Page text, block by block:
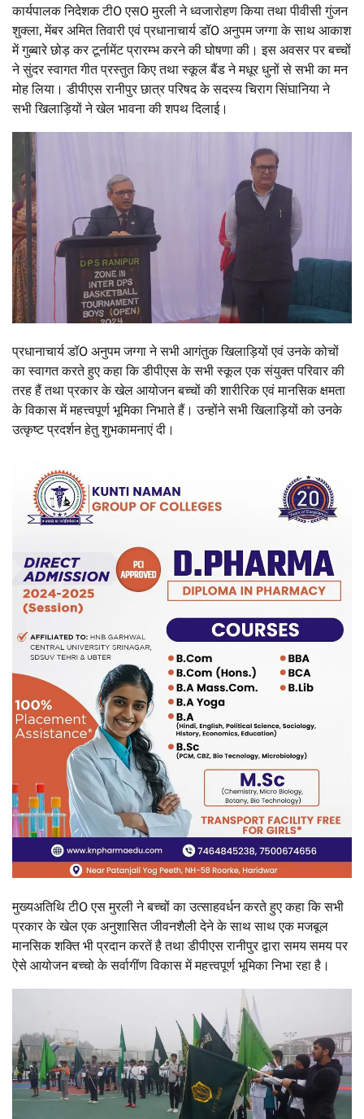
कार्यपालक निदेशक टी0 एस0 मुरली ने ध्वजारोहण किया तथा पीवीसी गुंजन
शुक्ला, मेंबर अमित तिवारी एवं प्रधानाचार्य डॉ0 अनुपम जग्गा के साथ आकाश
में गुब्बारे छोड़ कर टूर्नामेंट प्रारम्भ करने की घोषणा की। इस अवसर पर बच्चों
ने सुंदर स्वागत गीत प्रस्तुत किए तथा स्कूल बैंड ने मधूर धुनों से सभी का मन
मोह लिया। डीपीएस रानीपुर छात्र परिषद के सदस्य चिराग सिंघानिया ने
सभी खिलाड़ियों ने खेल भावना की शपथ दिलाई।
प्रधानाचार्य डॉ0 अनुपम जग्गा ने सभी आगंतुक खिलाड़ियों एवं उनके कोचों
का स्वागत करते हुए कहा कि डीपीएस के सभी स्कूल एक संयुक्त परिवार की
तरह हैं तथा प्रकार के खेल आयोजन बच्चों की शारीरिक एवं मानसिक क्षमता
के विकास में महत्त्वपूर्ण भूमिका निभाते हैं। उन्होंने सभी खिलाड़ियों को उनके
उत्कृष्ट प्रदर्शन हेतु शुभकामनाएं दी।
मुख्यअतिथि टी0 एस मुरली ने बच्चों का उत्साहवर्धन करते हुए कहा कि सभी
प्रकार के खेल एक अनुशासित जीवनशैली देने के साथ साथ एक मजबूल
मानसिक शक्ति भी प्रदान करतें है तथा डीपीएस रानीपुर द्वारा समय समय पर
ऐसे आयोजन बच्चो के सर्वागींण विकास में महत्त्वपूर्ण भूमिका निभा रहा है।